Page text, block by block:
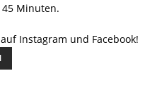
Minuten.
Instagram und Facebook!